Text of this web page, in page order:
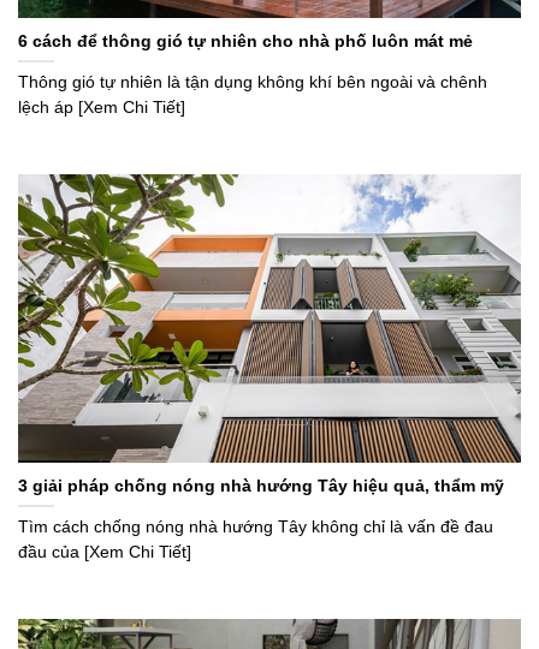
6 cách để thông gió tự nhiên cho nhà phố luôn mát mẻ
Thông gió tự nhiên là tận dụng không khí bên ngoài và chênh
lệch áp [Xem Chi Tiết]
3 giải pháp chống nóng nhà hướng Tây hiệu quả, thẩm mỹ
Tìm cách chống nóng nhà hướng Tây không chỉ là vấn đề đau
đầu của [Xem Chi Tiết]